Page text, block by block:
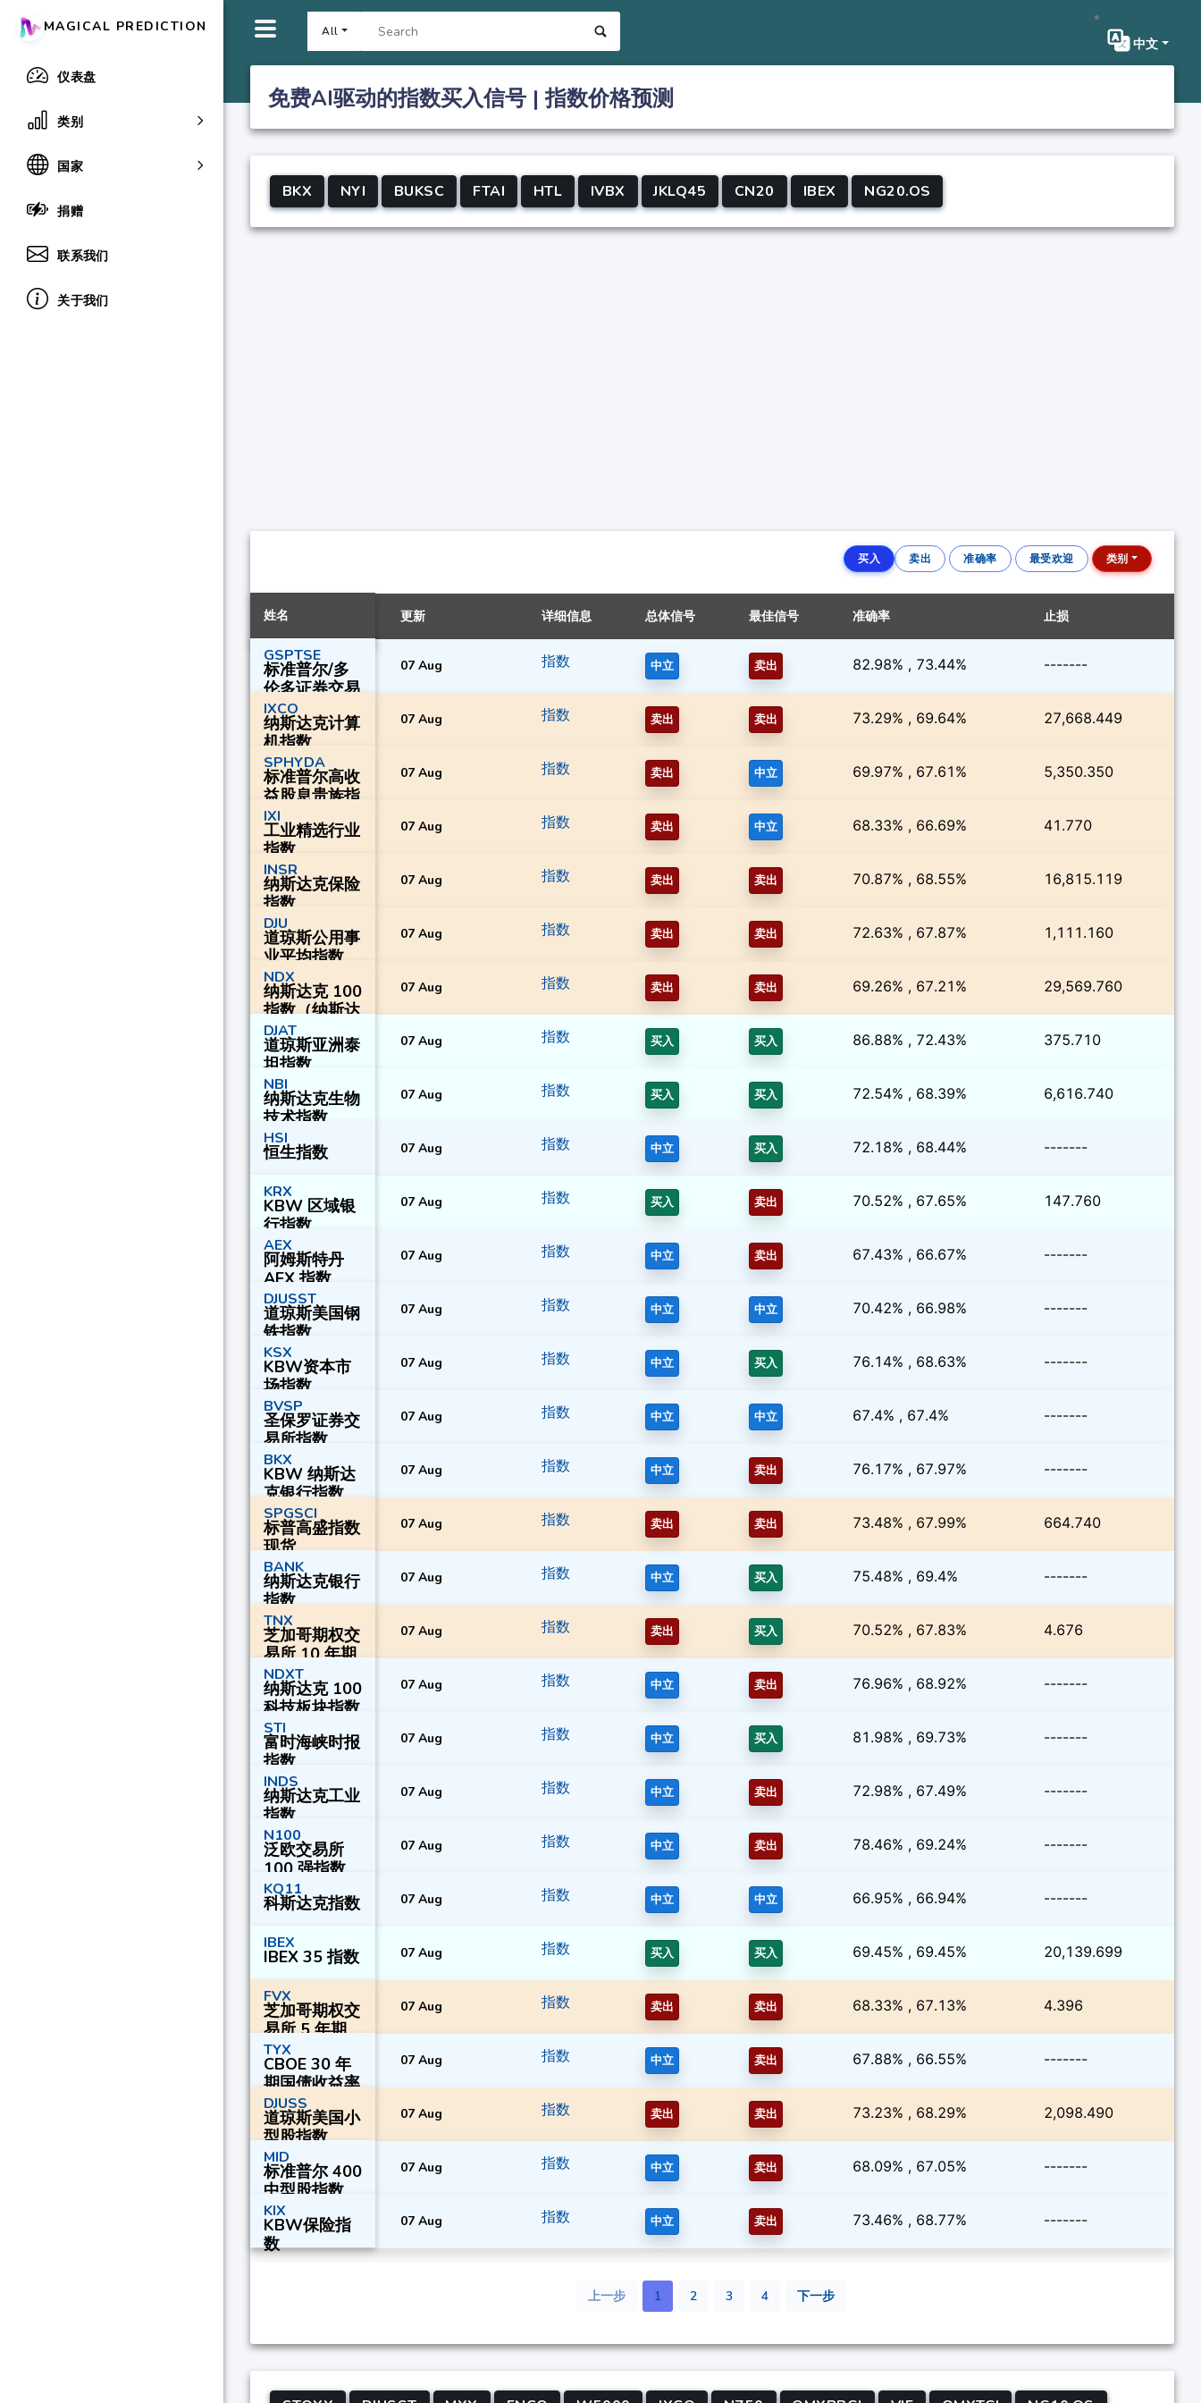
All
中文
MAGICAL PREDICTION
仪表盘
类别
国家
捐赠
联系我们
关于我们
免费AI驱动的指数买入信号 | 指数价格预测
BKX NYI BUKSC FTAI HTL IVBX JKLQ45 CN20 IBEX NG20.OS
买入 卖出 准确率 最受欢迎 类别
姓名 更新 详细信息 总体信号 最佳信号 准确率 止损
GSPTSE
标准普尔/多
伦多证券交易
所综合指数
07 Aug 指数 中立 卖出 82.98% , 73.44% -------
IXCO
纳斯达克计算
机指数
07 Aug 指数 卖出 卖出 73.29% , 69.64% 27,668.449
SPHYDA
标准普尔高收
益股息贵族指
数（AMEX 计
算
07 Aug 指数 卖出 中立 69.97% , 67.61% 5,350.350
IXI
工业精选行业
指数
07 Aug 指数 卖出 中立 68.33% , 66.69% 41.770
INSR
纳斯达克保险
指数
07 Aug 指数 卖出 卖出 70.87% , 68.55% 16,815.119
DJU
道琼斯公用事
业平均指数
07 Aug 指数 卖出 卖出 72.63% , 67.87% 1,111.160
NDX
纳斯达克 100
指数（纳斯达
克计算
07 Aug 指数 卖出 卖出 69.26% , 67.21% 29,569.760
DJAT
道琼斯亚洲泰
坦指数
07 Aug 指数 买入 买入 86.88% , 72.43% 375.710
NBI
纳斯达克生物
技术指数
07 Aug 指数 买入 买入 72.54% , 68.39% 6,616.740
HSI
恒生指数 07 Aug 指数 中立 买入 72.18% , 68.44% -------
KRX
KBW 区域银
行指数
07 Aug 指数 买入 卖出 70.52% , 67.65% 147.760
AEX
阿姆斯特丹
AEX 指数
07 Aug 指数 中立 卖出 67.43% , 66.67% -------
DJUSST
道琼斯美国钢
铁指数
07 Aug 指数 中立 中立 70.42% , 66.98% -------
KSX
KBW资本市
场指数
07 Aug 指数 中立 买入 76.14% , 68.63% -------
BVSP
圣保罗证券交
易所指数
07 Aug 指数 中立 中立 67.4% , 67.4% -------
BKX
KBW 纳斯达
克银行指数
07 Aug 指数 中立 卖出 76.17% , 67.97% -------
SPGSCI
标普高盛指数
现货
07 Aug 指数 卖出 卖出 73.48% , 67.99% 664.740
BANK
纳斯达克银行
指数
07 Aug 指数 中立 买入 75.48% , 69.4% -------
TNX
芝加哥期权交
易所 10 年期
国债收益率指
数
07 Aug 指数 卖出 买入 70.52% , 67.83% 4.676
NDXT
纳斯达克 100
科技板块指数
07 Aug 指数 中立 卖出 76.96% , 68.92% -------
STI
富时海峡时报
指数
07 Aug 指数 中立 买入 81.98% , 69.73% -------
INDS
纳斯达克工业
指数
07 Aug 指数 中立 卖出 72.98% , 67.49% -------
N100
泛欧交易所
100 强指数
07 Aug 指数 中立 卖出 78.46% , 69.24% -------
KQ11
科斯达克指数 07 Aug 指数 中立 中立 66.95% , 66.94% -------
IBEX
IBEX 35 指数 07 Aug 指数 买入 买入 69.45% , 69.45% 20,139.699
FVX
芝加哥期权交
易所 5 年期
国债收益率指
数
07 Aug 指数 卖出 卖出 68.33% , 67.13% 4.396
TYX
CBOE 30 年
期国债收益率
指数
07 Aug 指数 中立 卖出 67.88% , 66.55% -------
DJUSS
道琼斯美国小
型股指数
07 Aug 指数 卖出 卖出 73.23% , 68.29% 2,098.490
MID
标准普尔 400
中型股指数
07 Aug 指数 中立 卖出 68.09% , 67.05% -------
KIX
KBW保险指
数
07 Aug 指数 中立 卖出 73.46% , 68.77% -------
上一步 1 2 3 4 下一步